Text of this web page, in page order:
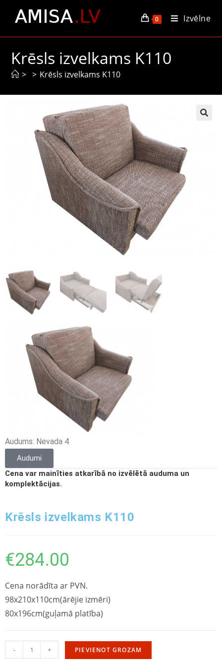
0 Izvēlne
Krēsls izvelkams K110
> > Krēsls izvelkams K110
Audums: Nevada 4
Audumi
Cena var mainīties atkarībā no izvēlētā auduma un
komplektācijas.
Krēsls izvelkams K110
€284.00
Cena norādīta ar PVN.
98x210x110cm(ārējie izmēri)
80x196cm(guļamā platība)
- + PIEVIENOT GROZAM